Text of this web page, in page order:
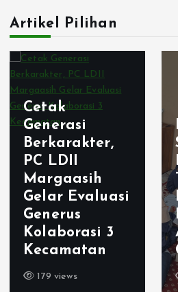
a
Artikel Pilihan
Cetak
Generasi
Berkarakter,
PC LDII
Margaasih
Gelar Evaluasi
Generus
Kolaborasi 3
Kecamatan
179 views